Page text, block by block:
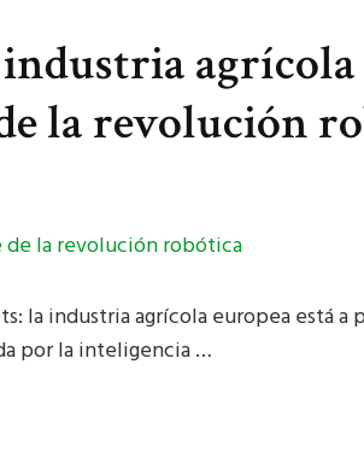
agrícola
la revolución
la industria agrícola europea está
por la inteligencia …